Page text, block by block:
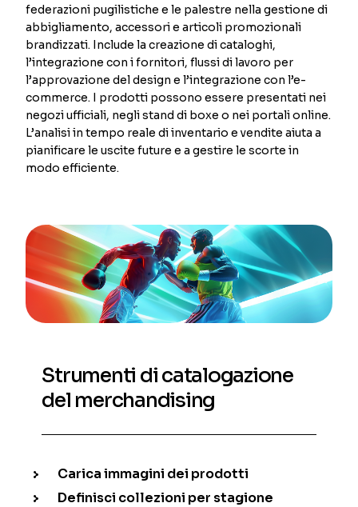
federazioni pugilistiche e le palestre nella gestione di
abbigliamento, accessori e articoli promozionali
brandizzati. Include la creazione di cataloghi,
l’integrazione con i fornitori, flussi di lavoro per
l’approvazione del design e l’integrazione con l’e-
commerce. I prodotti possono essere presentati nei
negozi ufficiali, negli stand di boxe o nei portali online.
L’analisi in tempo reale di inventario e vendite aiuta a
pianificare le uscite future e a gestire le scorte in
modo efficiente.
Strumenti di catalogazione
del merchandising
Carica immagini dei prodotti
Definisci collezioni per stagione